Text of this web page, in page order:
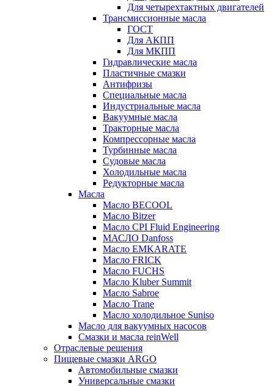
Для четырехтактных двигателей
Трансмиссионные масла
ГОСТ
Для АКПП
Для МКПП
Гидравлические масла
Пластичные смазки
Антифризы
Специальные масла
Индустриальные масла
Вакуумные масла
Тракторные масла
Компрессорные масла
Турбинные масла
Судовые масла
Холодильные масла
Редукторные масла
Масла
Масло BECOOL
Масло Bitzer
Масло CPI Fluid Engineering
МАСЛО Danfoss
Масло EMKARATE
Масло FRICK
Масло FUCHS
Масло Kluber Summit
Масло Sabroe
Масло Trane
Масло холодильное Suniso
Масло для вакуумных насосов
Смазки и масла reinWell
Отраслевые решения
Пищевые смазки ARGO
Автомобильные смазки
Универсальные смазки